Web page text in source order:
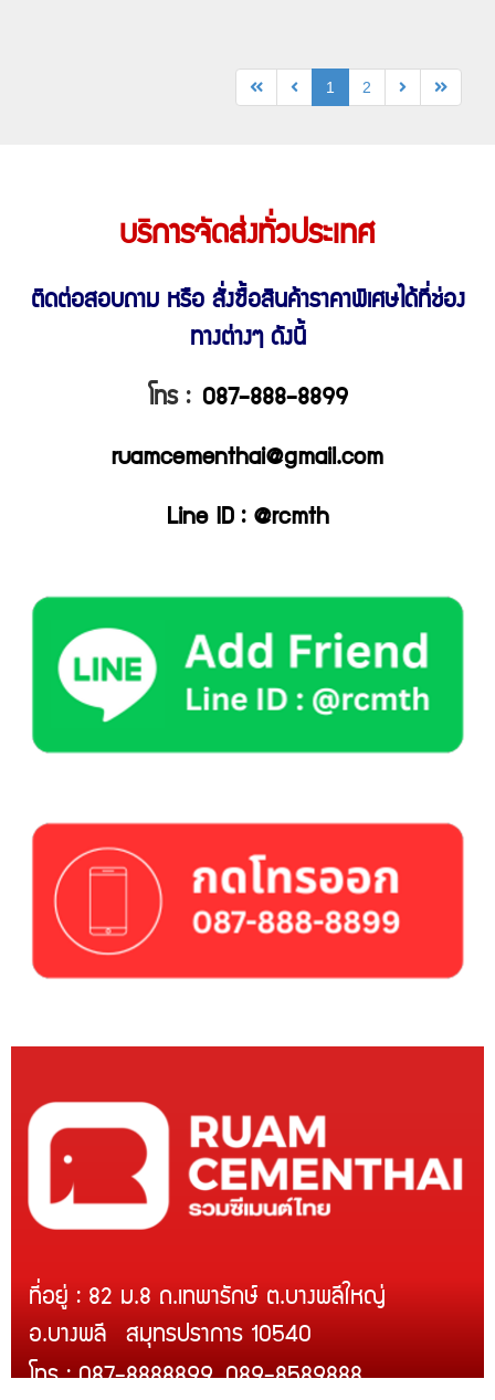
1 2
บริการจัดส่งทั่วประเทศ
ติดต่อสอบถาม หรือ สั่งซื้อสินค้าราคาพิเศษได้ที่ช่อง
ทางต่างๆ ดังนี้
โทร : 087-888-8899
ruamcementhai@gmail.com
Line ID : @rcmth
ที่อยู่ : 82 ม.8 ถ.เทพารักษ์ ต.บางพลีใหญ่
อ.บางพลี สมุทรปราการ 10540
โทร : 087-8888899, 089-8589888